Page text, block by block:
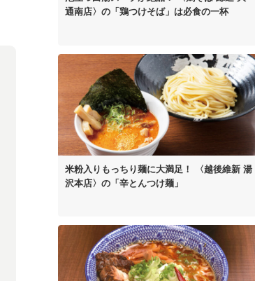
通南店〉の 「鶏つけそば」は必食の一杯
米粉入り もっちり麺に大満足！
〈越後維新 湯
沢本店〉の 「辛とんつけ麺」